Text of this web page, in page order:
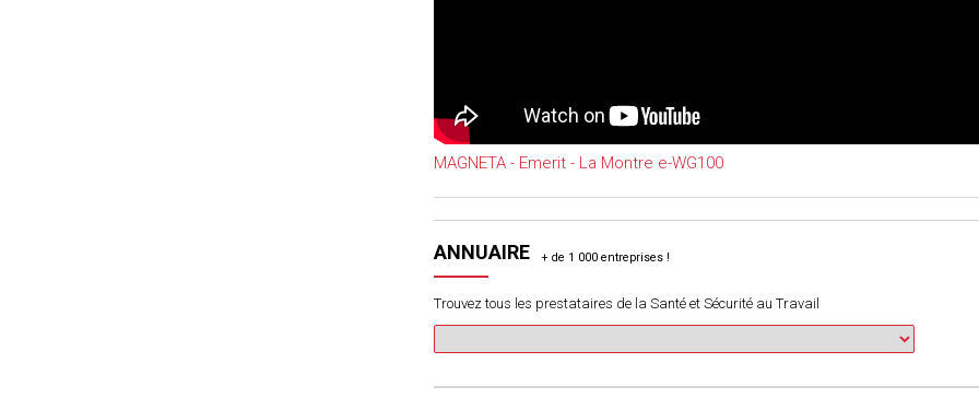
MAGNETA - Emerit - La Montre e-WG100
ANNUAIRE
Trouvez tous les prestataires de la Santé et Sécurité au Travail